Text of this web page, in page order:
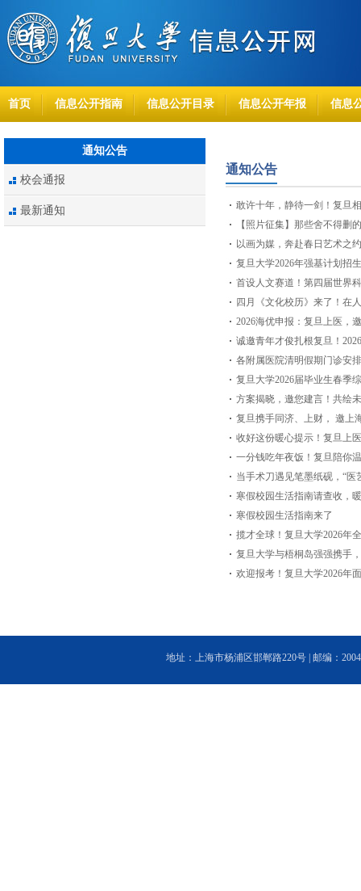
首页 信息公开指南 信息公开目录 信息公开年报 信息
通知公告
校会通报
最新通知
通知公告
敢许十年，静待一剑！复旦
【照片征集】那些舍不得删
以画为媒，奔赴春日艺术之约
复旦大学2026年强基计划招
首设人文赛道！第四届世界
四月《文化校历》来了！在
2026海优申报：复旦上医，
诚邀青年才俊扎根复旦！
各附属医院清明假期门诊安
复旦大学2026届毕业生春季
方案揭晓，邀您建言！共绘
复旦携手同济、上财， 邀上
收好这份暖心提示！复旦上
一分钱吃年夜饭！复旦陪你
当手术刀遇见笔墨纸砚，“
寒假校园生活指南请查收，
寒假校园生活指南来了
揽才全球！复旦大学2026年
复旦大学与梧桐岛强强携手
欢迎报考！复旦大学2026年
地址：上海市杨浦区邯郸路220号 | 邮编：